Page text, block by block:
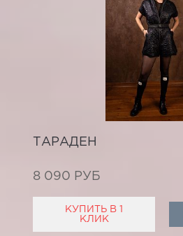
ТАРАДЕН
8 090 РУБ
КУПИТЬ В 1
КЛИК